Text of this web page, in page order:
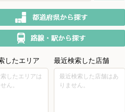
したエリア
したエリアは
ん。
最近検索した店舗
最近検索した店舗はあ
りません。